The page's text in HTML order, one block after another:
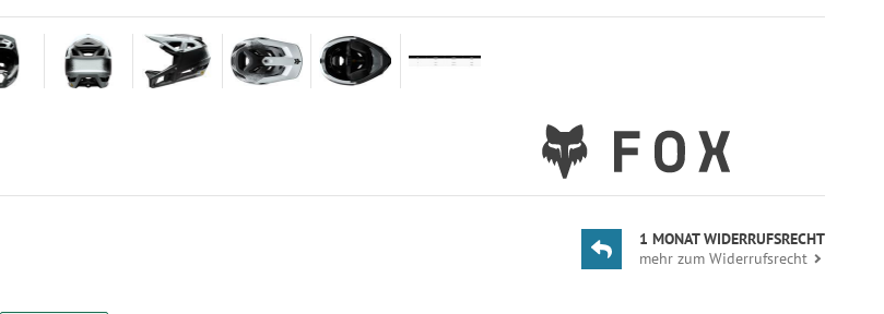
1 MONAT WIDERRUFSRECHT
mehr zum Widerrufsrecht